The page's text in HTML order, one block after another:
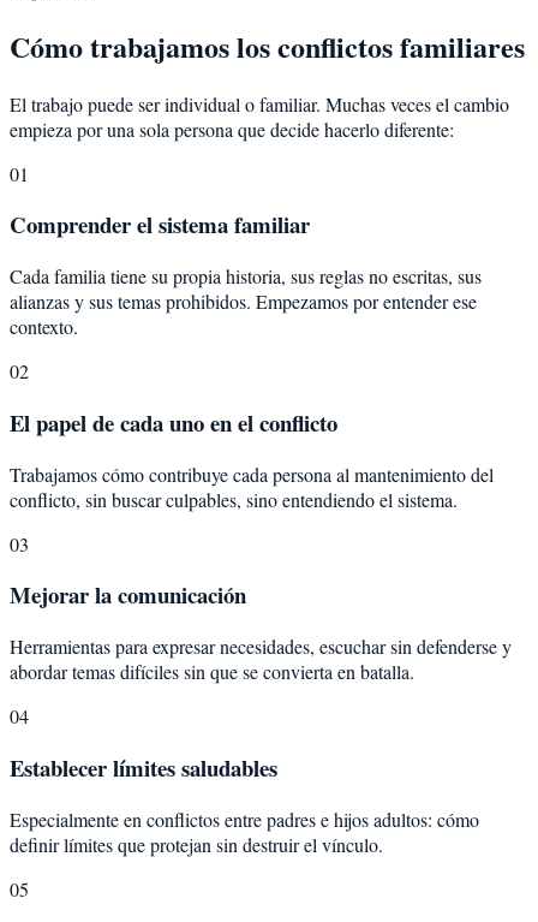
Cómo trabajamos los conflictos familiares
El trabajo puede ser individual o familiar. Muchas veces el cambio
empieza por una sola persona que decide hacerlo diferente:
01
Comprender el sistema familiar
Cada familia tiene su propia historia, sus reglas no escritas, sus
alianzas y sus temas prohibidos. Empezamos por entender ese
contexto.
02
El papel de cada uno en el conflicto
Trabajamos cómo contribuye cada persona al mantenimiento del
conflicto, sin buscar culpables, sino entendiendo el sistema.
03
Mejorar la comunicación
Herramientas para expresar necesidades, escuchar sin defenderse y
abordar temas difíciles sin que se convierta en batalla.
04
Establecer límites saludables
Especialmente en conflictos entre padres e hijos adultos: cómo
definir límites que protejan sin destruir el vínculo.
05